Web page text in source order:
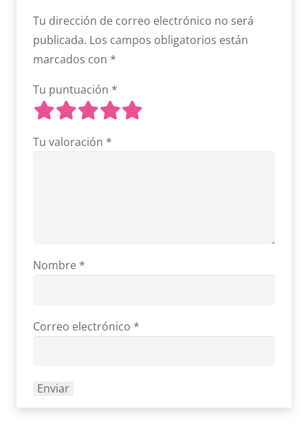
Tu dirección de correo electrónico no será
publicada. Los campos obligatorios están
marcados con *
Tu puntuación *
Tu valoración *
Nombre *
Correo electrónico *